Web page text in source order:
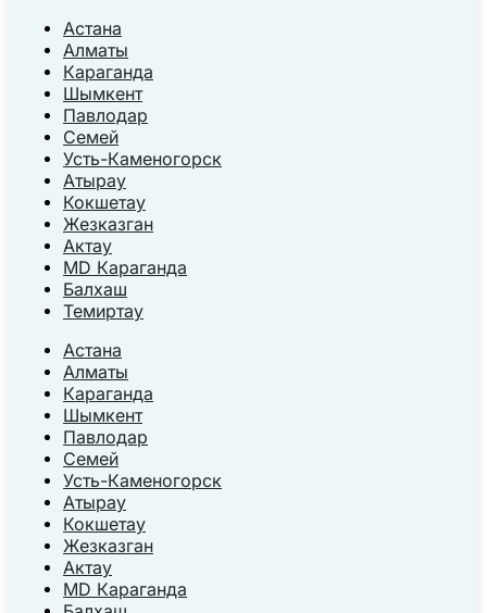
Астана
Алматы
Караганда
Шымкент
Павлодар
Семей
Усть-Каменогорск
Атырау
Кокшетау
Жезказган
Актау
MD Караганда
Балхаш
Темиртау
Астана
Алматы
Караганда
Шымкент
Павлодар
Семей
Усть-Каменогорск
Атырау
Кокшетау
Жезказган
Актау
MD Караганда